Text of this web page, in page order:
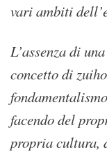
vari ambiti
L’assenza di
concetto di
facendo del
propria cultura,